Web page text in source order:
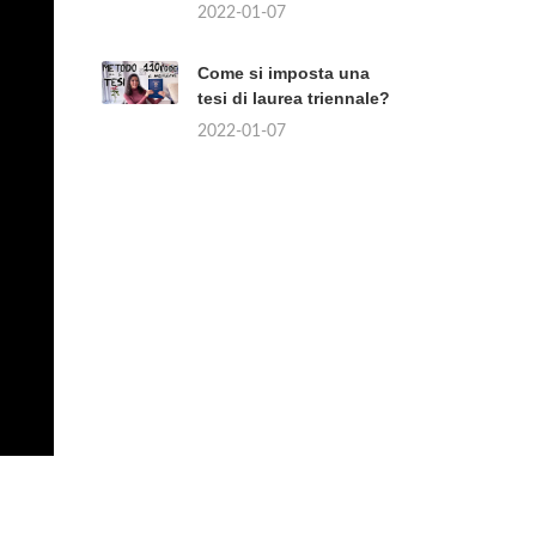
2022-01-07
Come si imposta una
tesi di laurea triennale?
2022-01-07